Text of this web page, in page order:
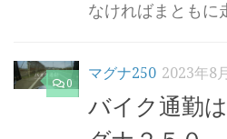
なければまともに
0
マグナ250 2023年8
バイク通勤